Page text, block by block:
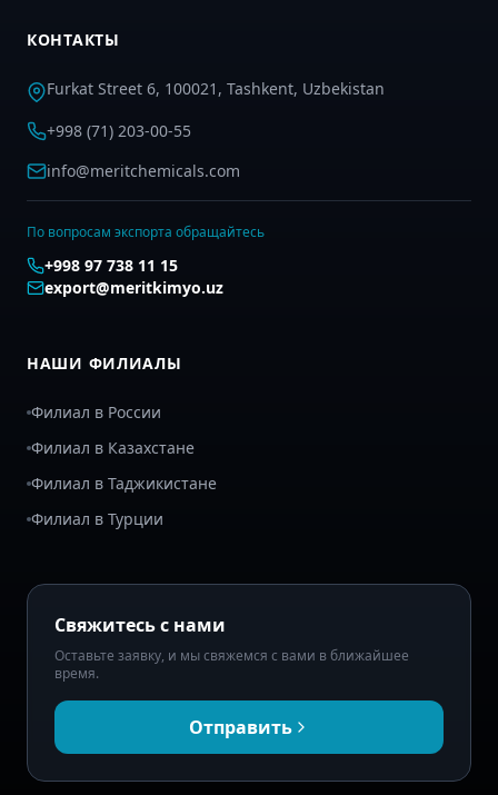
КОНТАКТЫ
Furkat Street 6, 100021, Tashkent, Uzbekistan
+998 (71) 203-00-55
info@meritchemicals.com
По вопросам экспорта обращайтесь
+998 97 738 11 15
export@meritkimyo.uz
НАШИ ФИЛИАЛЫ
Филиал в России
Филиал в Казахстане
Филиал в Таджикистане
Филиал в Турции
Свяжитесь с нами
Оставьте заявку, и мы свяжемся с вами в ближайшее
время.
Отправить